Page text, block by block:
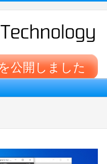
公開しました